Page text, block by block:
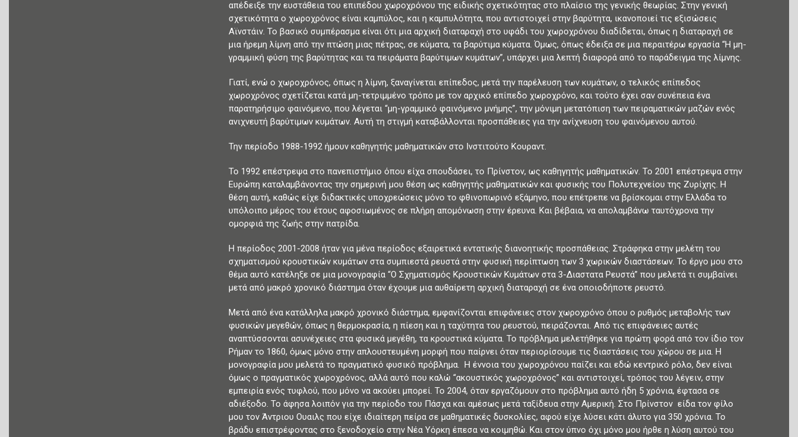
απέδειξε την ευστάθεια του επιπέδου χωροχρόνου της ειδικής σχετικότητας στο πλαίσιο της γενικής θεωρίας. Στην γενική
σχετικότητα ο χωροχρόνος είναι καμπύλος, και η καμπυλότητα, που αντιστοιχεί στην βαρύτητα, ικανοποιεί τις εξισώσεις
Αϊνστάιν. Το βασικό συμπέρασμα είναι ότι μια αρχική διαταραχή στο υφάδι του χωροχρόνου διαδίδεται, όπως η διαταραχή σε
μια ήρεμη λίμνη από την πτώση μιας πέτρας, σε κύματα, τα βαρύτιμα κύματα. Όμως, όπως έδειξα σε μια περαιτέρω εργασία “Η μη-
γραμμική φύση της βαρύτητας και τα πειράματα βαρύτιμων κυμάτων”, υπάρχει μια λεπτή διαφορά από το παράδειγμα της λίμνης.
Γιατί, ενώ ο χωροχρόνος, όπως η λίμνη, ξαναγίνεται επίπεδος, μετά την παρέλευση των κυμάτων, ο τελικός επίπεδος
χωροχρόνος σχετίζεται κατά μη-τετριμμένο τρόπο με τον αρχικό επίπεδο χωροχρόνο, και τούτο έχει σαν συνέπεια ένα
παρατηρήσιμο φαινόμενο, που λέγεται “μη-γραμμικό φαινόμενο μνήμης”, την μόνιμη μετατόπιση των πειραματικών μαζών ενός
ανιχνευτή βαρύτιμων κυμάτων. Αυτή τη στιγμή καταβάλλονται προσπάθειες για την ανίχνευση του φαινόμενου αυτού.
Την περίοδο 1988-1992 ήμουν καθηγητής μαθηματικών στο Ινστιτούτο Κουραντ.
Το 1992 επέστρεψα στο πανεπιστήμιο όπου είχα σπουδάσει, το Πρίνστον, ως καθηγητής μαθηματικών. Το 2001 επέστρεψα στην
Ευρώπη καταλαμβάνοντας την σημερινή μου θέση ως καθηγητής μαθηματικών και φυσικής του Πολυτεχνείου της Ζυρίχης. Η
θέση αυτή, καθώς είχε διδακτικές υποχρεώσεις μόνο το φθινοπωρινό εξάμηνο, που επέτρεπε να βρίσκομαι στην Ελλάδα το
υπόλοιπο μέρος του έτους αφοσιωμένος σε πλήρη απομόνωση στην έρευνα. Και βέβαια, να απολαμβάνω ταυτόχρονα την
ομορφιά της ζωής στην πατρίδα.
Η περίοδος 2001-2008 ήταν για μένα περίοδος εξαιρετικά εντατικής διανοητικής προσπάθειας. Στράφηκα στην μελέτη του
σχηματισμού κρουστικών κυμάτων στα συμπιεστά ρευστά στην φυσική περίπτωση των 3 χωρικών διαστάσεων. Το έργο μου στο
θέμα αυτό κατέληξε σε μια μονογραφία “Ο Σχηματισμός Κρουστικών Κυμάτων στα 3-Διαστατα Ρευστά” που μελετά τι συμβαίνει
μετά από μακρό χρονικό διάστημα όταν έχουμε μια αυθαίρετη αρχική διαταραχή σε ένα οποιοδήποτε ρευστό.
Μετά από ένα κατάλληλα μακρό χρονικό διάστημα, εμφανίζονται επιφάνειες στον χωροχρόνο όπου ο ρυθμός μεταβολής των
φυσικών μεγεθών, όπως η θερμοκρασία, η πίεση και η ταχύτητα του ρευστού, πειράζονται. Από τις επιφάνειες αυτές
αναπτύσσονται ασυνέχειες στα φυσικά μεγέθη, τα κρουστικά κύματα. Το πρόβλημα μελετήθηκε για πρώτη φορά από τον ίδιο τον
Ρήμαν το 1860, όμως μόνο στην απλουστευμένη μορφή που παίρνει όταν περιορίσουμε τις διαστάσεις του χώρου σε μια. Η
μονογραφία μου μελετά το πραγματικό φυσικό πρόβλημα. Η έννοια του χωροχρόνου παίζει και εδώ κεντρικό ρόλο, δεν είναι
όμως ο πραγματικός χωροχρόνος, αλλά αυτό που καλώ “ακουστικός χωροχρόνος” και αντιστοιχεί, τρόπος του λέγειν, στην
εμπειρία ενός τυφλού, που μόνο να ακούει μπορεί. Το 2004, όταν εργαζόμουν στο πρόβλημα αυτό ήδη 5 χρόνια, έφτασα σε
αδιέξοδο. Το άφησα λοιπόν για την περίοδο του Πάσχα και αμέσως μετά ταξίδευα στην Αμερική. Στο Πρίνστον είδα τον φίλο
μου τον Άντριου Ουαιλς που είχε ιδιαίτερη πείρα σε μαθηματικές δυσκολίες, αφού είχε λύσει κάτι άλυτο για 350 χρόνια. Το
βράδυ επιστρέφοντας στο ξενοδοχείο στην Νέα Υόρκη έπεσα να κοιμηθώ. Και στον ύπνο όχι μόνο μου ήρθε η λύση αυτού του